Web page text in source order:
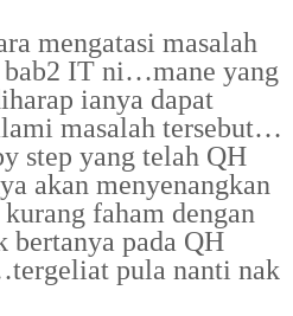
mengatasi masalah
bab2 IT ni…mane yang
ianya dapat
masalah tersebut…
step yang telah QH
akan menyenangkan
faham dengan
pada QH
pula nanti nak